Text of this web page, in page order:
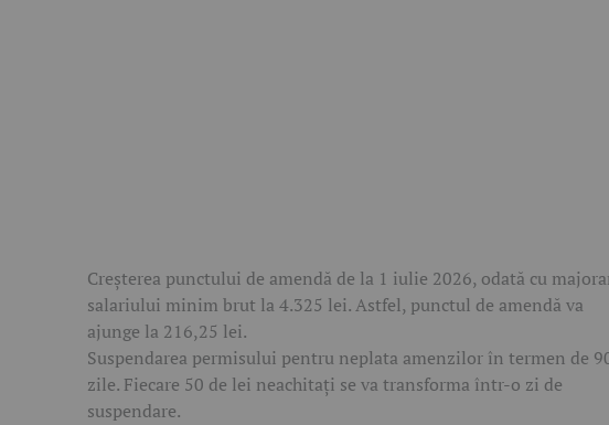
Creșterea punctului de amendă de la 1 iulie 2026, odată cu
salariului minim brut la 4.325 lei. Astfel, punctul de amendă va
ajunge la 216,25 lei.
Suspendarea permisului pentru neplata amenzilor în termen de
zile. Fiecare 50 de lei neachitați se va transforma într-o zi de
suspendare.